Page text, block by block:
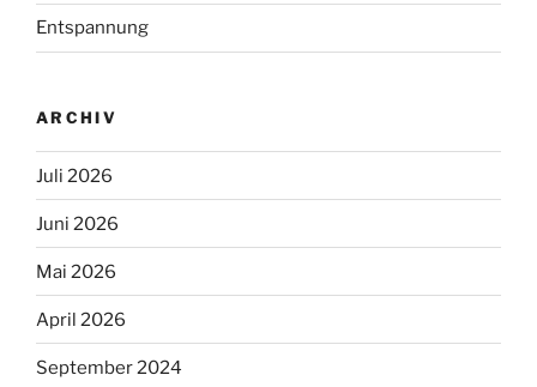
Entspannung
ARCHIV
Juli 2026
Juni 2026
Mai 2026
April 2026
September 2024